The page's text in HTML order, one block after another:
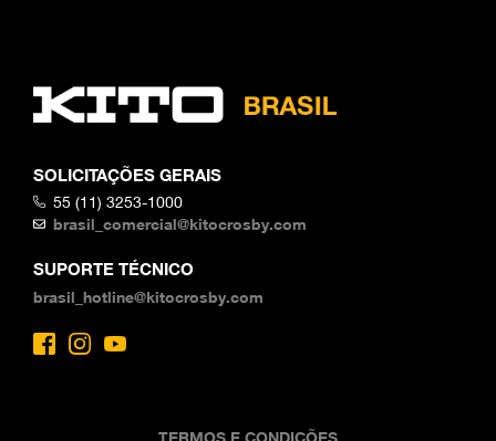
SOLICITAÇÕES GERAIS
55 (11) 3253-1000
brasil_comercial@kitocrosby.com
SUPORTE TÉCNICO
brasil_hotline@kitocrosby.com
TERMOS E CONDIÇÕES